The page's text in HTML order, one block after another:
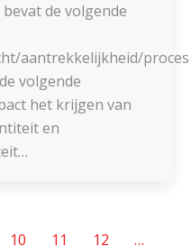
de volgende
aantrekkelijkheid/proces
volgende
het krijgen van
en
10 11 12 …